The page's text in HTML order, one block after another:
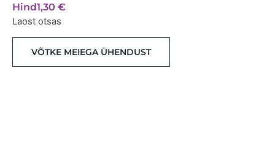
Hind1,30 €
Laost otsas
VÕTKE MEIEGA ÜHENDUST